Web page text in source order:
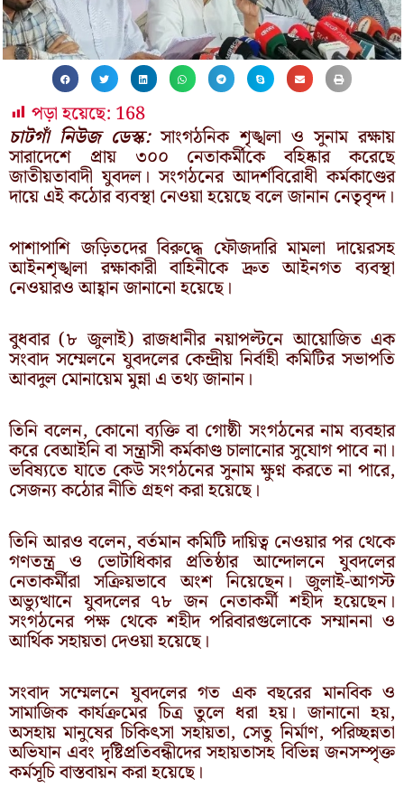
পড়া হয়েছে: 168
চাটগাঁ নিউজ ডেস্ক:সাংগঠনিক শৃঙ্খলা ও সুনাম রক্ষায়
সারাদেশে প্রায় ৩০০ নেতাকর্মীকে বহিষ্কার করেছে
জাতীয়তাবাদী যুবদল। সংগঠনের আদর্শবিরোধী কর্মকাণ্ডের
দায়ে এই কঠোর ব্যবস্থা নেওয়া হয়েছে বলে জানান নেতৃবৃন্দ।
পাশাপাশি জড়িতদের বিরুদ্ধে ফৌজদারি মামলা দায়েরসহ
আইনশৃঙ্খলা রক্ষাকারী বাহিনীকে দ্রুত আইনগত ব্যবস্থা
নেওয়ারও আহ্বান জানানো হয়েছে।
বুধবার (৮ জুলাই) রাজধানীর নয়াপল্টনে আয়োজিত এক
সংবাদ সম্মেলনে যুবদলের কেন্দ্রীয় নির্বাহী কমিটির সভাপতি
আবদুল মোনায়েম মুন্না এ তথ্য জানান।
তিনি বলেন, কোনো ব্যক্তি বা গোষ্ঠী সংগঠনের নাম ব্যবহার
করে বেআইনি বা সন্ত্রাসী কর্মকাণ্ড চালানোর সুযোগ পাবে না।
ভবিষ্যতে যাতে কেউ সংগঠনের সুনাম ক্ষুণ্ন করতে না পারে,
সেজন্য কঠোর নীতি গ্রহণ করা হয়েছে।
তিনি আরও বলেন, বর্তমান কমিটি দায়িত্ব নেওয়ার পর থেকে
গণতন্ত্র ও ভোটাধিকার প্রতিষ্ঠার আন্দোলনে যুবদলের
নেতাকর্মীরা সক্রিয়ভাবে অংশ নিয়েছেন। জুলাই-আগস্ট
অভ্যুত্থানে যুবদলের ৭৮ জন নেতাকর্মী শহীদ হয়েছেন।
সংগঠনের পক্ষ থেকে শহীদ পরিবারগুলোকে সম্মাননা ও
আর্থিক সহায়তা দেওয়া হয়েছে।
সংবাদ সম্মেলনে যুবদলের গত এক বছরের মানবিক ও
সামাজিক কার্যক্রমের চিত্র তুলে ধরা হয়। জানানো হয়,
অসহায় মানুষের চিকিৎসা সহায়তা, সেতু নির্মাণ, পরিচ্ছন্নতা
অভিযান এবং দৃষ্টিপ্রতিবন্ধীদের সহায়তাসহ বিভিন্ন জনসম্পৃক্ত
কর্মসূচি বাস্তবায়ন করা হয়েছে।